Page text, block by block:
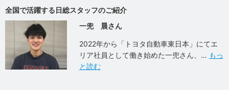
全国で活躍する日総スタッフのご紹介
一兜 晨さん
2022年から「トヨタ自動車東日本」にてエ
リア社員として働き始めた一兜さん、
もっ
と読む